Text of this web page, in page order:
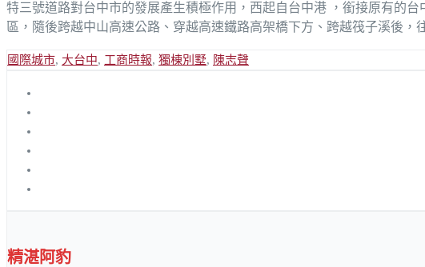
特三號道路對台中市的發展產生積極作用，西起自台中港 ，銜接原有的
區，隨後跨越中山高速公路、穿越高速鐵路高架橋下方、跨越筏子溪後
國際城市, 大台中, 工商時報, 獨棟別墅, 陳志聲
精湛阿豹